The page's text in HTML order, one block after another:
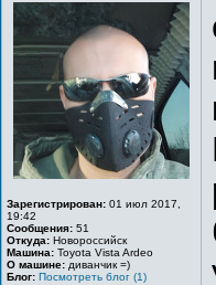
Зарегистрирован: 01 июл 2017,
19:42
Сообщения: 51
Откуда: Новороссийск
Машина: Toyota Vista Ardeo
О машине: диванчик =)
Блог: Посмотреть блог (1)